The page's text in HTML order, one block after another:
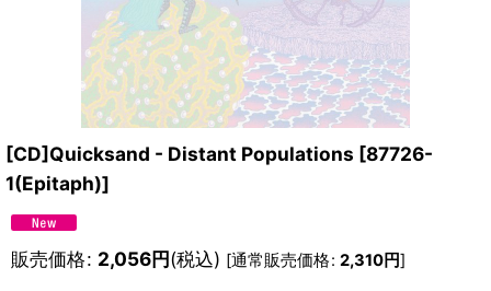
[CD]Quicksand - Distant Populations [87726-
1(Epitaph)]
販売価格: 2,056円(税込) [通常販売価格: 2,310円]